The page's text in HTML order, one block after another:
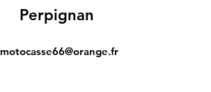
Perpignan
motocasse66@orange.fr